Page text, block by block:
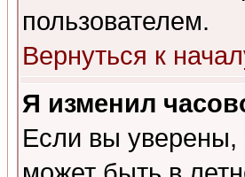
пользователем.
Вернуться к
Я изменил
Если вы уверены,